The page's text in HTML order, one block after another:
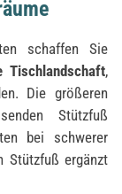
schaffen Sie
Tischlandschaft,
Die größeren
Stützfuß
bei schwerer
Stützfuß ergänzt